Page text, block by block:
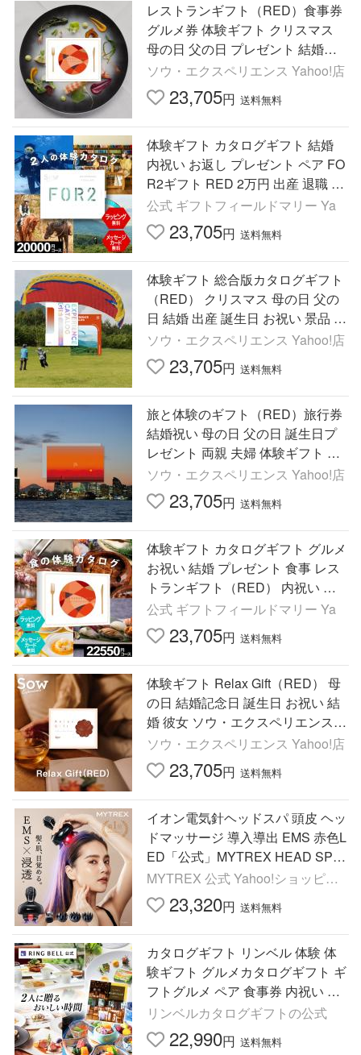
レストランギフト（RED）食事券
グルメ券 体験ギフト クリスマス
母の日 父の日 プレゼント 結婚記
念日 結婚祝い ソウ・エクスペリエ
ンス SOW EXPERIENCE
ソウ・エクスペリエンス Yahoo!店
23,705円 送料無料
体験ギフト カタログギフト 結婚
内祝い お返し プレゼント ペア FO
R2ギフト RED 2万円 出産 退職 誕
生日 敬老の日 お祝い ソウエクス
ペリエンス
公式 ギフトフィールドマリー Ya
23,705円 送料無料
体験ギフト 総合版カタログギフト
（RED） クリスマス 母の日 父の
日 結婚 出産 誕生日 お祝い 景品 カ
ップル プレゼント ソウ・エクスペ
リエンス SOW EXPERIENCE
ソウ・エクスペリエンス Yahoo!店
23,705円 送料無料
旅と体験のギフト（RED）旅行券
結婚祝い 母の日 父の日 誕生日プ
レゼント 両親 夫婦 体験ギフト ソ
ウ・エクスペリエンス
ソウ・エクスペリエンス Yahoo!店
23,705円 送料無料
体験ギフト カタログギフト グルメ
お祝い 結婚 プレゼント 食事 レス
トランギフト（RED） 内祝い お
返し 結婚 退職 誕生日 敬老の日 出
産 記念日
公式 ギフトフィールドマリー Ya
23,705円 送料無料
体験ギフト Relax Gift（RED） 母
の日 結婚記念日 誕生日 お祝い 結
婚 彼女 ソウ・エクスペリエンス S
OW EXPERIENCE
ソウ・エクスペリエンス Yahoo!店
23,705円 送料無料
イオン電気針ヘッドスパ 頭皮 ヘッ
ドマッサージ 導入導出 EMS 赤色L
ED「公式」MYTREX HEAD SPA
DEEP X マイトレックス ディープ
エックス フェイスケア 新型
MYTREX 公式 Yahoo!ショッピン
グ店23,320円 送料無料
カタログギフト リンベル 体験 体
験ギフト グルメカタログギフト ギ
フトグルメ ペア 食事券 内祝い お
祝い お返し 体験型 食に寛ぐひと
ときコース X894-035
リンベルカタログギフトの公式
22,990円 送料無料